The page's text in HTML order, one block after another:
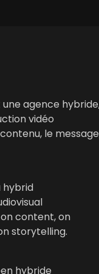
agence
vidéo
le
hybrid
content, on
storytelling.
hybride